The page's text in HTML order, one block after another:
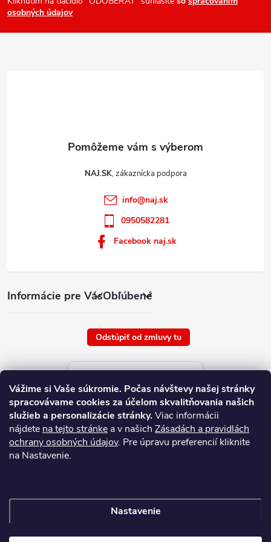
Vážime si Vaše súkromie. Počas návštevy našej stránky
spracovávame cookies za účelom skvalitňovania našich
služieb a personalizácie stránky.Viac informácii
nájdete na tejto stránke a v našich Zásadách a pravidlách
ochrany osobných údajov. Pre úpravu preferencií kliknite
na Nastavenie.
Nastavenie
v
ý
i
osobných údajov
Informácie pre VásObľúbené
NAJ.SK
info@naj.sk
0950582281
Facebook naj.sk
Odstúpiť od zmluvy tu
Aktuálne ceny tovaru
platné od : 9/8/2026
Copyright 2026NAJ.SK. Všetky práva vyhradené.